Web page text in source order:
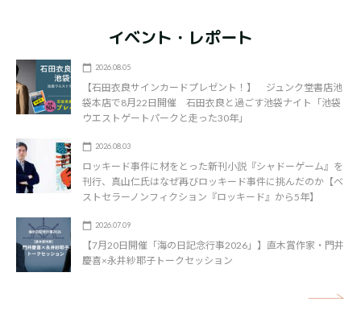
イベント・レポート
2026.08.05
【石田衣良サインカードプレゼント！】 ジュンク堂書店池
袋本店で8月22日開催 石田衣良と過ごす池袋ナイト「池袋
ウエストゲートパークと走った30年」
2026.08.03
ロッキード事件に材をとった新刊小説『シャドーゲーム』を
刊行、真山仁氏はなぜ再びロッキード事件に挑んだのか【ベ
ストセラーノンフィクション『ロッキード』から5年】
2026.07.09
【7月20日開催「海の日記念行事2026」】直木賞作家・門井
慶喜×永井紗耶子トークセッション